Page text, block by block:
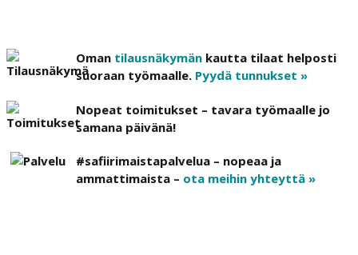
Oman tilausnäkymän kautta tilaat helposti
suoraan työmaalle. Pyydä tunnukset »
Nopeat toimitukset – tavara työmaalle jo
samana päivänä!
#safiirimaistapalvelua – nopeaa ja
ammattimaista – ota meihin yhteyttä »